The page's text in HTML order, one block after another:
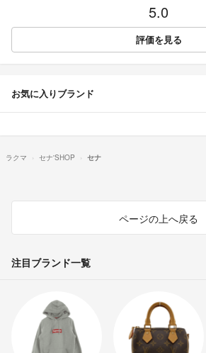
5.0
評価を見る
お気に入りブランド
ラクマ セナ'SHOP セナ
ページの上へ戻る
注目ブランド一覧